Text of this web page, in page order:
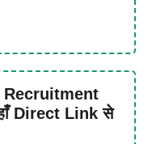
Direct Link से